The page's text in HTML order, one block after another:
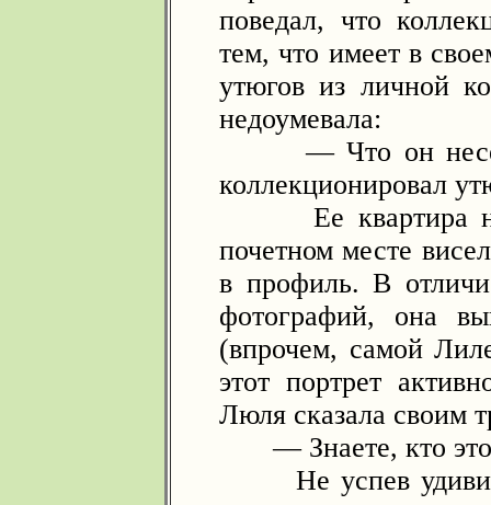
поведал, что
тем, что имеет в
утюгов из личной
недоумевала:
— Что он
коллекционировал
Ее квартира
почетном месте
в профиль. В
фотографий, она
(впрочем, самой
этот портрет
Люля сказала своим
— Знаете, кто
Не успев